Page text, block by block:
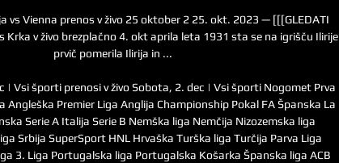
vs Vienna prenos v živo 25 oktober 2 25. okt. 2023 — [[[GLEDATI
Krka v živo brezplačno 4. okt aprila leta 1931 sta se na igrišču Ilirije
prvič pomerila Ilirija in ...
| Vsi športi prenosi v živo Sobota, 2. dec | Vsi športi Nogomet Prva
Angleška Premier Liga Anglija Championship Pokal FA Španska La
Serie A Italija Serie B Nemška liga Nemčija Nizozemska liga
Srbija SuperSport HNL Hrvaška Turška liga Turčija Parva Liga
3. Liga Portugalska liga Portugalska Košarka Španska liga ACB